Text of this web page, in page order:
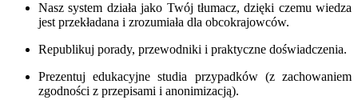
Nasz system działa jako Twój tłumacz, dzięki czemu wiedza
jest przekładana i zrozumiała dla obcokrajowców.
Republikuj porady, przewodniki i praktyczne doświadczenia.
Prezentuj edukacyjne studia przypadków (z zachowaniem
zgodności z przepisami i anonimizacją).